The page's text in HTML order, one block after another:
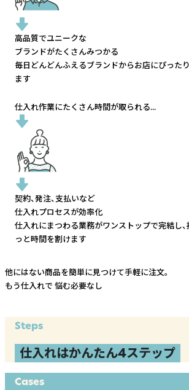
高品質でユニークな
ブランドがたくさんみつかる
毎日どんどんふえるブランドからお店にぴった
ます
仕入れ作業にたくさん時間が取られる...
契約、発注、支払いなど
仕入れプロセスが効率化
仕入れにまつわる業務がワンストップで完結し、
っと時間を割けます
他にはない商品を簡単に見つけて手軽に注文。
もう仕入れで 悩む必要なし
Steps
仕入れはかんたん4ステップ
Cases